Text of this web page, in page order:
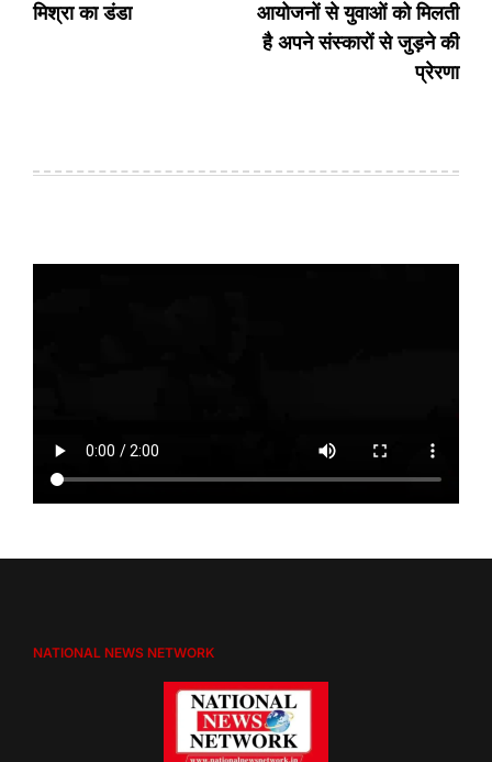
मिश्रा का डंडा
आयोजनों से युवाओं को मिलती
है अपने संस्कारों से जुड़ने की
प्रेरणा
NATIONAL NEWS NETWORK